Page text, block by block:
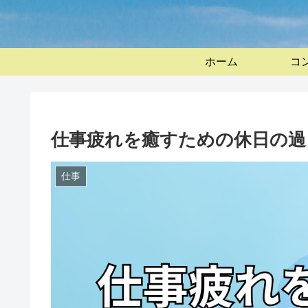
ホーム コ
仕事疲れを癒すための休日の
仕事